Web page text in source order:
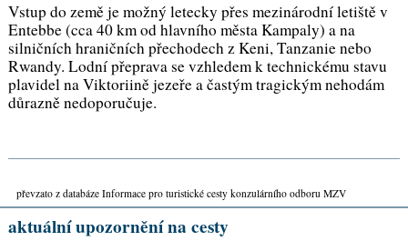
Vstup do země je možný letecky přes mezinárodní letiště v
Entebbe (cca 40 km od hlavního města Kampaly) a na
silničních hraničních přechodech z Keni, Tanzanie nebo
Rwandy. Lodní přeprava se vzhledem k technickému stavu
plavidel na Viktoriině jezeře a častým tragickým nehodám
důrazně nedoporučuje.
převzato z databáze Informace pro turistické cesty konzulárního odboru MZV
aktuální upozornění na cesty